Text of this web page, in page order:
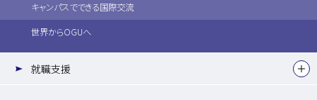
キャンパスでできる国際交流
世界からOGUへ
就職支援